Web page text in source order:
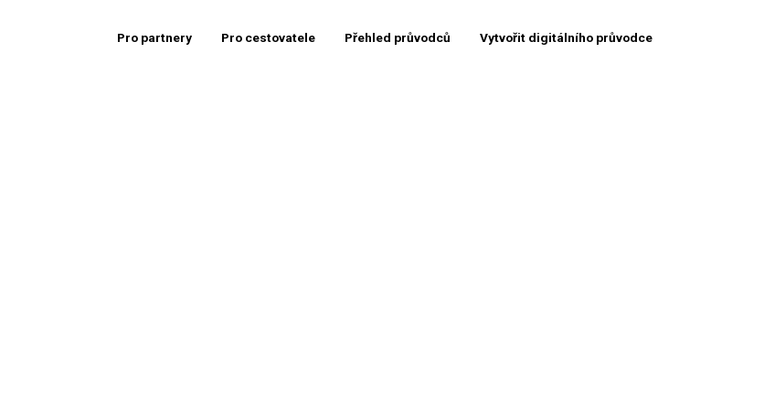
Pro partnery Pro cestovatele Přehled průvodců Vytvořit digitálního průvodce